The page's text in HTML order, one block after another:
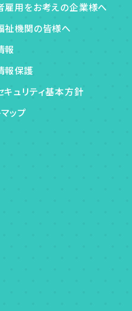
雇用をお考えの企業様へ
祉機関の皆様へ
報
報保護
キュリティ基本方針
ップ